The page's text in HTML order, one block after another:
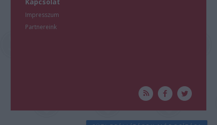
Kapcsolat
Impresszum
Partnereink